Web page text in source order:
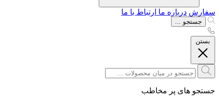
سفارش درباره ما ارتباط با ما
جستجو ...
بستن
جستجو های پر مخاطب